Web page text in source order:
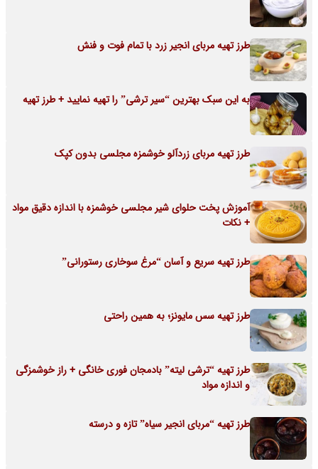
طرز تهیه مربای انجیر زرد با تمام فوت و فنش
به این سبک بهترین “سیر ترشی” را تهیه نمایید + طرز تهیه
طرز تهیه مربای زردآلو خوشمزه مجلسی بدون کپک
آموزش پخت حلوای شیر مجلسی خوشمزه با اندازه دقیق مواد
+ نکات
طرز تهیه سریع و آسان “مرغ سوخاری رستورانی”
طرز تهیه سس مایونز؛ به همین راحتی
طرز تهیه “ترشی لیته” بادمجان فوری خانگی + راز خوشمزگی
و اندازه مواد
طرز تهیه “مربای انجیر سیاه” تازه و درسته